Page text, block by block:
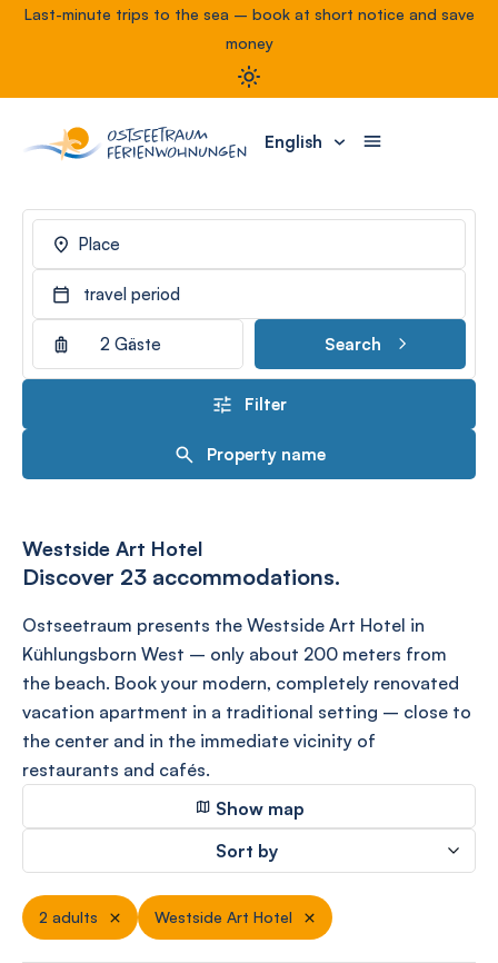
Last-minute trips to the sea – book at short notice and save
money
English
Place
travel period
2 Gäste Search
Filter
Property name
Westside Art Hotel
Discover 23 accommodations.
Ostseetraum presents the Westside Art Hotel in
Kühlungsborn West – only about 200 meters from
the beach. Book your modern, completely renovated
vacation apartment in a traditional setting – close to
the center and in the immediate vicinity of
restaurants and cafés.
Show map
2 adults Westside Art Hotel
Sort by